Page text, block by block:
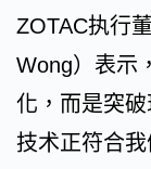
ZOTAC执行
Wong）表示
化，而是突
技术正符合